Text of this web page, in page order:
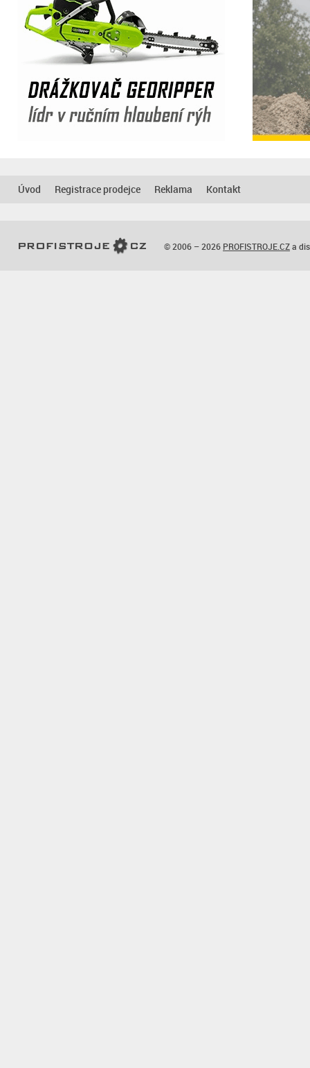
Úvod Registrace prodejce Reklama Kontakt
© 2006 – 2026 PROFISTROJE.CZa